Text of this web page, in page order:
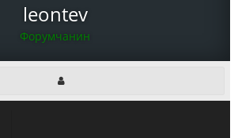
leontev
Форумчанин